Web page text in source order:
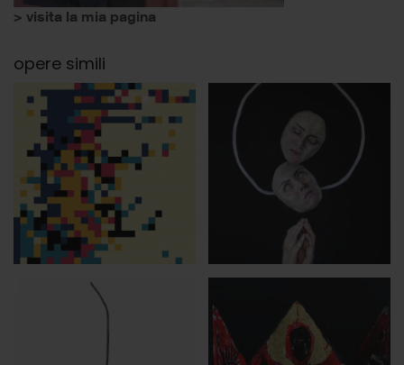
> visita la mia pagina
opere simili